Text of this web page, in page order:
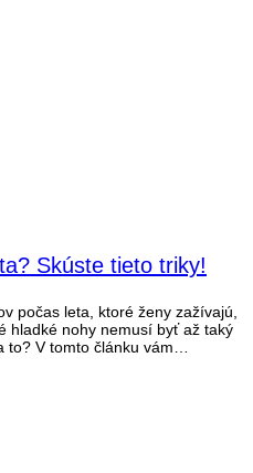
Skúste tieto triky!
počas leta, ktoré ženy zažívajú,
hladké nohy nemusí byť až taký
to? V tomto článku vám…